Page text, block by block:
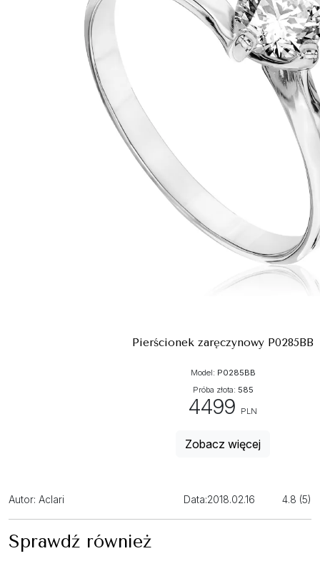
Pierścionek zaręczynowy P0285BB
Model: P0285BB
Próba złota: 585
4499 PLN
Zobacz więcej
Autor: Aclari Data:2018.02.16 4.8 (5)
Sprawdź również